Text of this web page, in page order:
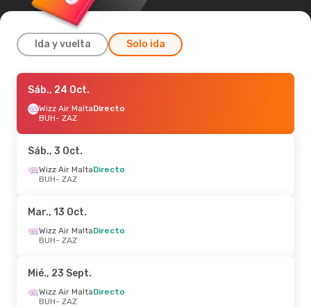
Ida y vuelta Solo ida
Sáb., 19 Sept.
Wizz Air MaltaDirecto
BUH- ZAZ
ZAZ- BUH
Sáb., 5 Sept.- Sáb., 5 Sept.
Wizz Air Malta
ZAZ - BUH
Sáb., 24 Oct.
Wizz Air MaltaDirecto
BUH- ZAZ
Sáb., 3 Oct.
Wizz Air MaltaDirecto
BUH- ZAZ
Mar., 13 Oct.
Wizz Air MaltaDirecto
BUH- ZAZ
Mié., 23 Sept.
Wizz Air MaltaDirecto
BUH- ZAZ